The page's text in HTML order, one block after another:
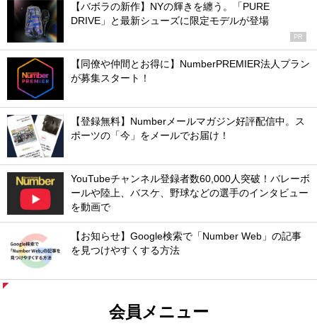
【バボラの新作】NYの輝きを纏う。「PURE
DRIVE」と最新シューズに限定モデルが登場
PR
【同僚や仲間とお得に】NumberPREMIER法人プラン
が募集スタート！
【登録無料】Numberメールマガジン好評配信中。ス
ポーツの「今」をメールでお届け！
YouTubeチャンネル登録者数60,000人突破！バレーボ
ールや陸上、バスケ、野球などの選手のインタビュー
を動画で
【お知らせ】Google検索で「Number Web」の記事
を見つけやすくする方法
会員メニュー